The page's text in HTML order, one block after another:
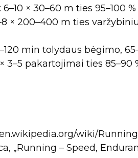
× 30–60 m ties 95–100
× 200–400 m ties
min tolydaus bėgimo,
3–5 pakartojimai ties 85–90
wiki/Running
„Running – Speed,